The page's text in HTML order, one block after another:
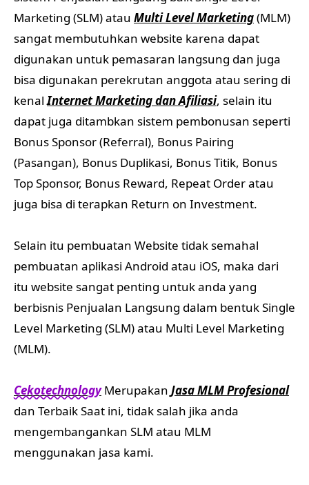
Marketing (SLM) atau Multi Level Marketing(MLM)
sangat membutuhkan website karena dapat
digunakan untuk pemasaran langsung dan juga
bisa digunakan perekrutan anggota atau sering di
kenalInternet Marketing dan Afiliasi, selain itu
dapat juga ditambkan sistem pembonusan seperti
Bonus Sponsor (Referral), Bonus Pairing
(Pasangan), Bonus Duplikasi, Bonus Titik, Bonus
Top Sponsor, Bonus Reward, Repeat Order atau
juga bisa di terapkan Return on Investment.
Selain itu pembuatan Website tidak semahal
pembuatan aplikasi Android atau iOS, maka dari
itu website sangat penting untuk anda yang
berbisnis Penjualan Langsung dalam bentuk Single
Level Marketing (SLM) atau Multi Level Marketing
(MLM).
CekotechnologyMerupakan Jasa MLM Profesional
dan Terbaik Saat ini, tidak salah jika anda
mengembangankan SLM atau MLM
menggunakan jasa kami.